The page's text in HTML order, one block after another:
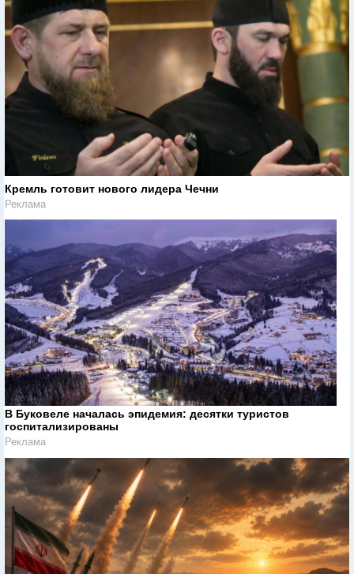
Кремль готовит нового лидера Чечни
Реклама
В Буковеле началась эпидемия: десятки туристов
госпитализированы
Реклама